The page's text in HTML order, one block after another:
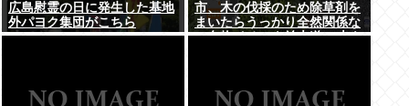
広島慰霊の日に発生した基地
外パヨク集団がこちら
市、木の伐採のため除草剤を
まいたらうっかり全然関係な
い名物イチョウ並木道54本を